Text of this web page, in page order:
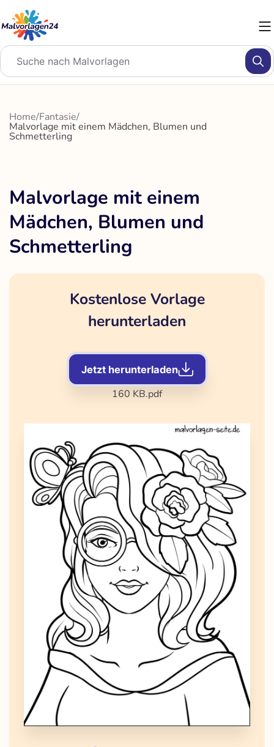
Inhalt
springen
Home/Fantasie/
Malvorlage mit einem Mädchen, Blumen und
Schmetterling
Malvorlage mit einem
Mädchen, Blumen und
Schmetterling
Kostenlose Vorlage
herunterladen
Jetzt herunterladen
160 KB.pdf